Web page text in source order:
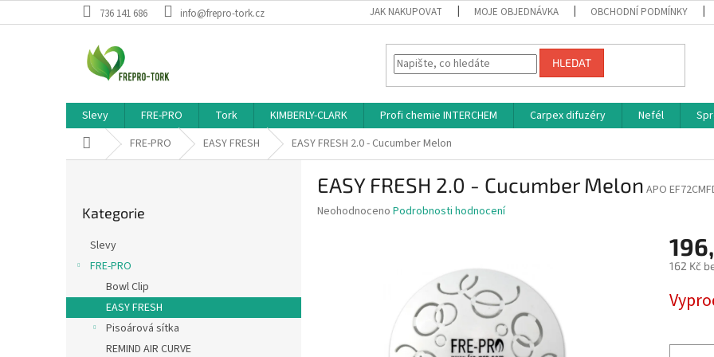
na
736 141 686 info@frepro-tork.cz JAK NAKUPOVAT MOJE OBJEDNÁVKA OBCHODNÍ PODMÍNKY
HLEDAT
Slevy FRE-PRO Tork KIMBERLY-CLARK Profi chemie INTERCHEM Carpex difuzéry Nefél
Domů FRE-PRO EASY FRESH EASY FRESH 2.0 - Cucumber Melon
kategorie
Kategorie
Slevy
FRE-PRO
Bowl Clip
EASY FRESH
Pisoárová sítka
REMIND AIR CURVE
EASY FRESH 2.0 - Cucumber Melon APO
Průměrné
Neohodnoceno Podrobnosti hodnocení
162 Kč
cena: